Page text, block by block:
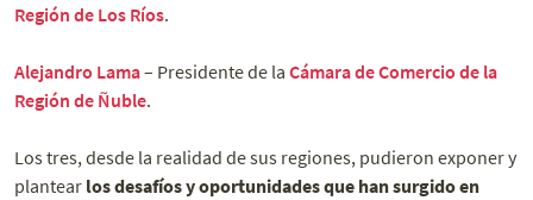
Región de Los Ríos.
Alejandro Lama– Presidente de la Cámara de Comercio de la
Región de Ñuble.
Los tres, desde la realidad de sus regiones, pudieron exponer y
plantear los desafíos y oportunidades que han surgido en